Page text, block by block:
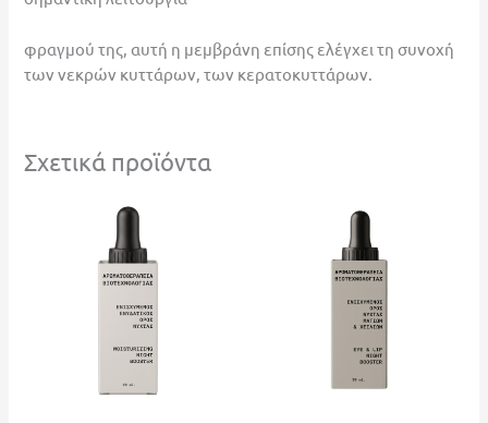
φραγμού της, αυτή η μεμβράνη επίσης ελέγχει τη συνοχή
των νεκρών κυττάρων, των κερατοκυττάρων.
Σχετικά προϊόντα